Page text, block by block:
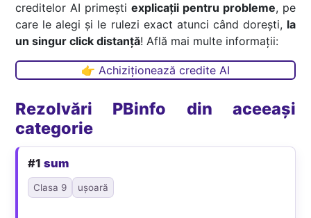
creditelor AI primești explicații pentru probleme, pe
care le alegi și le rulezi exact atunci când dorești, la
un singur click distanță! Află mai multe informații:
👉 Achiziționează credite AI
Rezolvări PBinfo din aceeași
categorie
#1sum
Clasa 9 ușoară